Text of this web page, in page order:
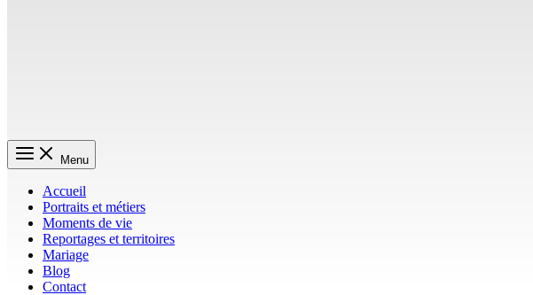
Menu
Accueil
Portraits et métiers
Moments de vie
Reportages et territoires
Mariage
Blog
Contact